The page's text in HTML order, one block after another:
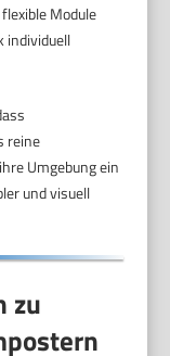
Module
individuell
reine
Umgebung ein
und visuell
zu